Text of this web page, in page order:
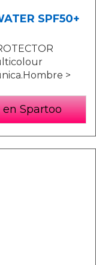
SPF50+
>
Spartoo